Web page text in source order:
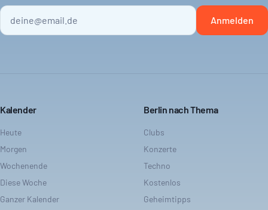
Anmelden
Kalender
Heute
Morgen
Wochenende
Diese Woche
Ganzer Kalender
Berlin nach Thema
Clubs
Konzerte
Techno
Kostenlos
Geheimtipps